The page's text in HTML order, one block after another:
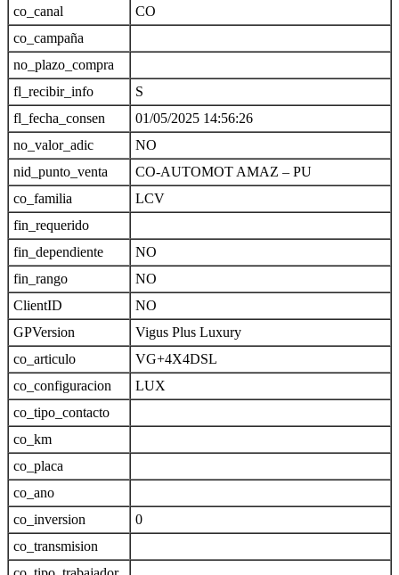
co_canal
CO
co_campaña
no_plazo_compra
fl_recibir_info
S
fl_fecha_consen
01/05/2025 14:56:26
no_valor_adic
NO
nid_punto_venta
CO-AUTOMOT AMAZ – PU
co_familia
LCV
fin_requerido
fin_dependiente
NO
fin_rango
NO
ClientID
NO
GPVersion
Vigus Plus Luxury
co_articulo
VG+4X4DSL
co_configuracion
LUX
co_tipo_contacto
co_km
co_placa
co_ano
co_inversion
0
co_transmision